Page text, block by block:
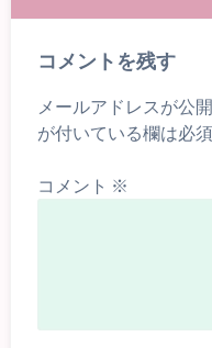
コメントを残す
メールアドレスが公
が付いている欄は必
コメント ※